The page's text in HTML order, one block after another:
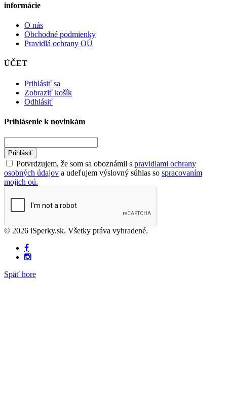
informácie
O nás
Obchodné podmienky
Pravidlá ochrany OÚ
ÚČET
Prihlásiť sa
Zobraziť košík
Odhlásiť
Prihlásenie k novinkám
Prihlásiť
Potvrdzujem, že som sa oboznámil s pravidlami ochrany
osobných údajov a udeľujem výslovný súhlas so spracovaním
mojich oú.
© 2026 iSperky.sk. Všetky práva vyhradené.
Späť hore